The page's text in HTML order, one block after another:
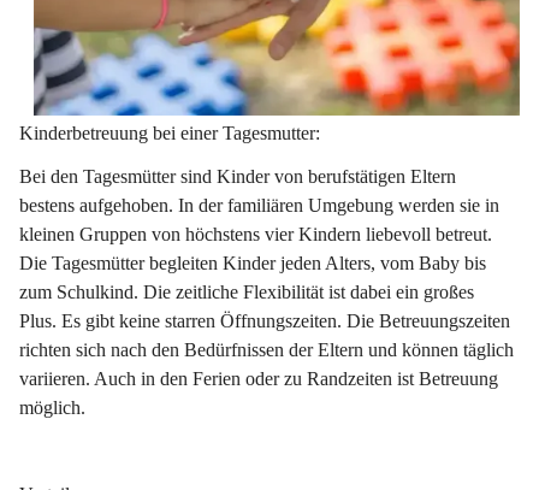
Kinderbetreuung bei einer Tagesmutter:
Bei den Tagesmütter sind Kinder von berufstätigen Eltern
bestens aufgehoben. In der familiären Umgebung werden sie in
kleinen Gruppen von höchstens vier Kindern liebevoll betreut.
Die Tagesmütter begleiten Kinder jeden Alters, vom Baby bis
zum Schulkind. Die zeitliche Flexibilität ist dabei ein großes
Plus. Es gibt keine starren Öffnungszeiten. Die Betreuungszeiten
richten sich nach den Bedürfnissen der Eltern und können täglich
variieren. Auch in den Ferien oder zu Randzeiten ist Betreuung
möglich.